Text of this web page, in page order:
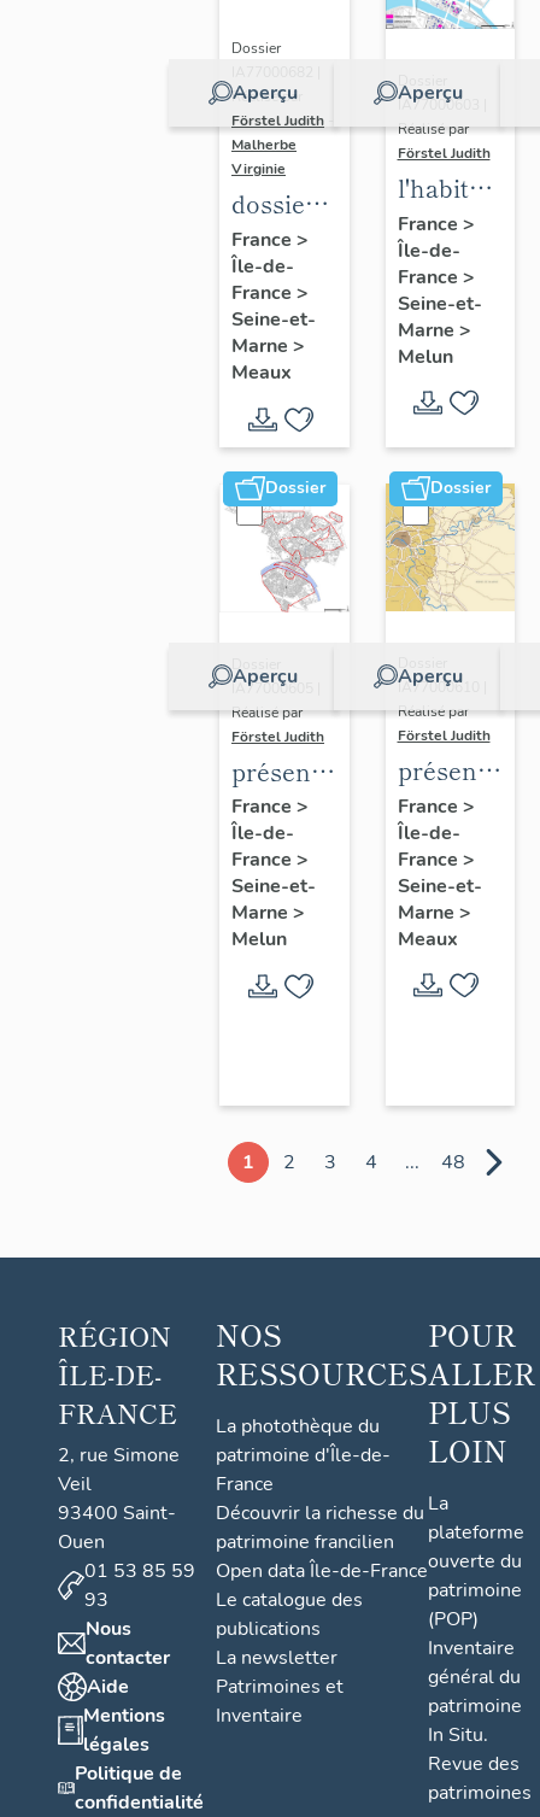
Aperçu
Dossier
Réalisé par
Förstel Judith
Malherbe
Virginie
dossier
collectif
sur les
cours
communes
du
Faubourg
Saint-
Nicolas
France >
Île-de-
France >
Seine-et-
Marne >
Meaux
Aperçu
IA77000603 |
Réalisé par
Förstel Judith
l'habitat
à Melun
France >
Île-de-
France >
Seine-et-
Marne >
Melun
Dossier
Aperçu
IA77000605 |
Réalisé par
Förstel Judith
présentation
de
l'étude
du
patrimoine
de
Melun
France >
Île-de-
France >
Seine-et-
Marne >
Melun
Dossier
Aperçu
IA77000610 |
Réalisé par
Förstel Judith
de
l'étude
du
patrimoine
de
Meaux
France >
Île-de-
France >
Seine-et-
Marne >
Meaux
1 2 3 4 ... 48
RÉGION
ÎLE-DE-
FRANCE
2, rue Simone
Veil
93400 Saint-
Ouen
01 53 85 59
93
Nous
contacter
Aide
Mentions
légales
Politique de
confidentialité
NOS
RESSOURCES
La photothèque du
patrimoine d'Île-de-
France
Découvrir la richesse du
patrimoine francilien
Open data Île-de-France
Le catalogue des
publications
La newsletter
Patrimoines et
Inventaire
POUR
ALLER
PLUS
LOIN
La
plateforme
ouverte du
patrimoine
(POP)
Inventaire
général du
patrimoine
In Situ.
Revue des
patrimoines